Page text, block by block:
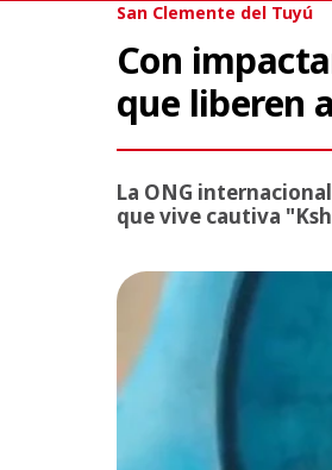
San Clemente del Tuyú
Con
que liberen
La ONG
que vive cautiva